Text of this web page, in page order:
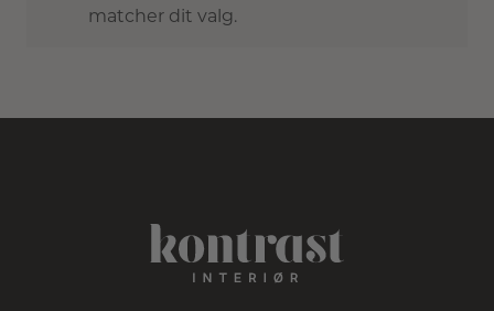
matcher dit valg.